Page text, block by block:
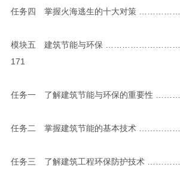
任务四 掌握火海逃生的十大对策
模块五 建筑节能与环保
171
任务一 了解建筑节能与环保的重要性
任务二 掌握建筑节能的基本技术
任务三 了解建筑工程环保防护技术